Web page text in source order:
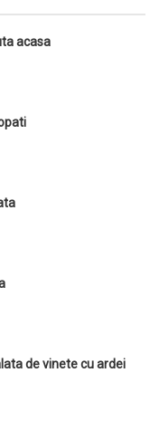
acasa
de vinete cu ardei